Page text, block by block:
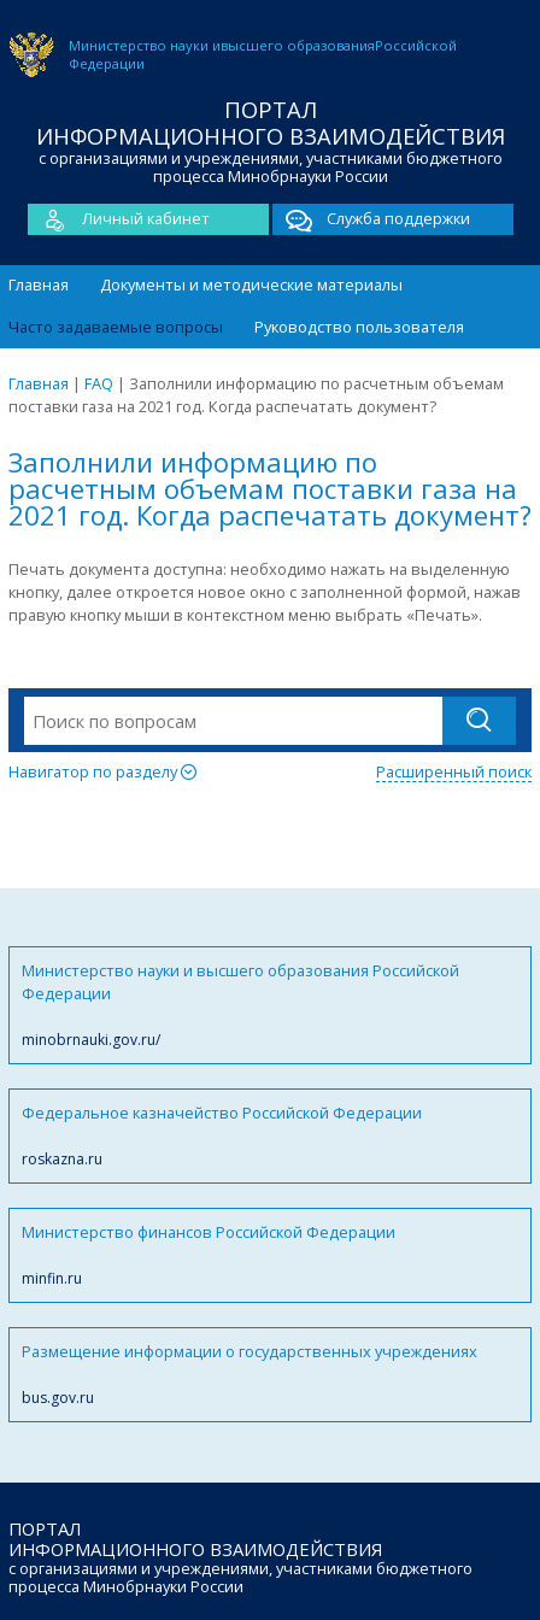
Министерство науки ивысшего образованияРоссийской
Федерации
ПОРТАЛ
ИНФОРМАЦИОННОГО ВЗАИМОДЕЙСТВИЯ
с организациями и учреждениями, участниками бюджетного
процесса Минобрнауки России
Личный кабинет
Служба поддержки
Главная
Документы и методические материалы
Часто задаваемые вопросы
Руководство пользователя
Главная | FAQ | Заполнили информацию по расчетным объемам
поставки газа на 2021 год. Когда распечатать документ?
Заполнили информацию по
расчетным объемам поставки газа на
2021 год. Когда распечатать документ?
Печать документа доступна: необходимо нажать на выделенную
кнопку, далее откроется новое окно с заполненной формой, нажав
правую кнопку мыши в контекстном меню выбрать «Печать».
Навигатор по разделу Расширенный поиск
Министерство науки и высшего образования Российской
Федерации
minobrnauki.gov.ru/
Федеральное казначейство Российской Федерации
roskazna.ru
Министерство финансов Российской Федерации
minfin.ru
Размещение информации о государственных учреждениях
bus.gov.ru
ПОРТАЛ
ИНФОРМАЦИОННОГО ВЗАИМОДЕЙСТВИЯ
с организациями и учреждениями, участниками бюджетного
процесса Минобрнауки России